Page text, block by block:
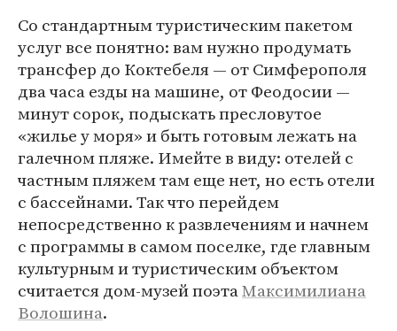
Со стандартным туристическим пакетом
услуг все понятно: вам нужно продумать
трансфер до Коктебеля — от Симферополя
два часа езды на машине, от Феодосии —
минут сорок, подыскать пресловутое
«жилье у моря» и быть готовым лежать на
галечном пляже. Имейте в виду: отелей с
частным пляжем там еще нет, но есть отели
с бассейнами. Так что перейдем
непосредственно к развлечениям и начнем
с программы в самом поселке, где главным
культурным и туристическим объектом
считается дом-музей поэтаМаксимилиана
Волошина.